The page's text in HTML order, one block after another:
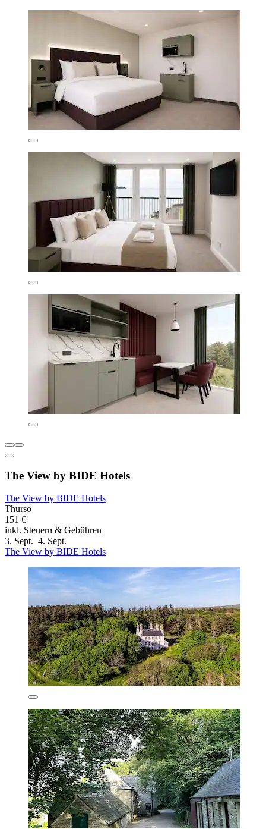
The View by BIDE Hotels
The View by BIDE Hotels
Thurso
151 €
inkl. Steuern & Gebühren
3. Sept.–4. Sept.
The View by BIDE Hotels